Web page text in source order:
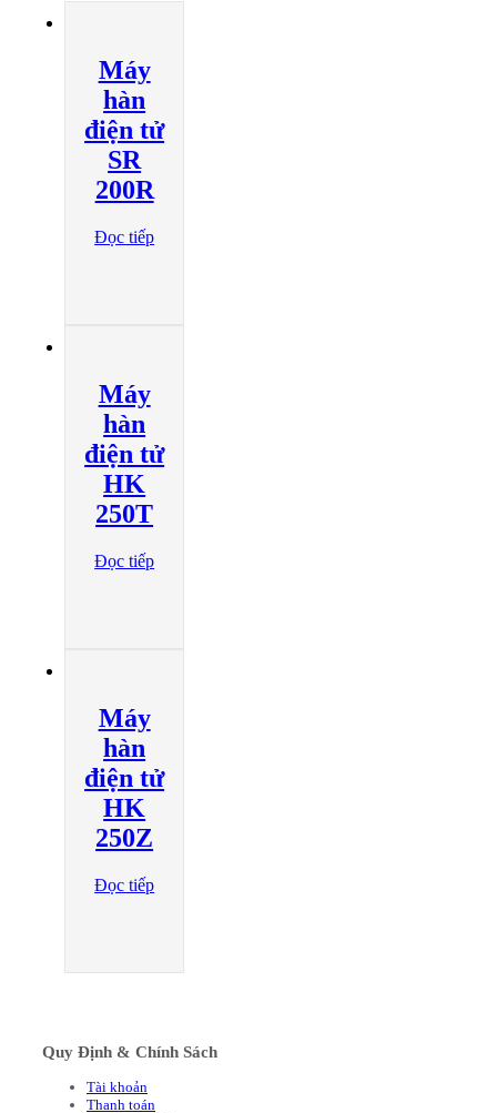
Máy
hàn
điện tử
SR
200R
Đọc tiếp
Máy
hàn
điện tử
HK
250T
Đọc tiếp
Máy
hàn
điện tử
HK
250Z
Đọc tiếp
Quy Định & Chính Sách
Tài khoản
Thanh toán